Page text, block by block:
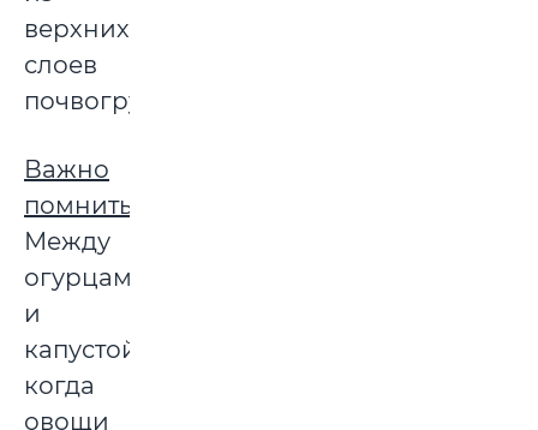
верхних
слоев
почвогрунта.
Важно
помнить:
Между
огурцами
и
капустой,
когда
овощи